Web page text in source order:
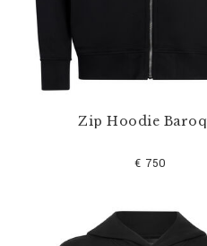
Zip Hoodie
€ 750